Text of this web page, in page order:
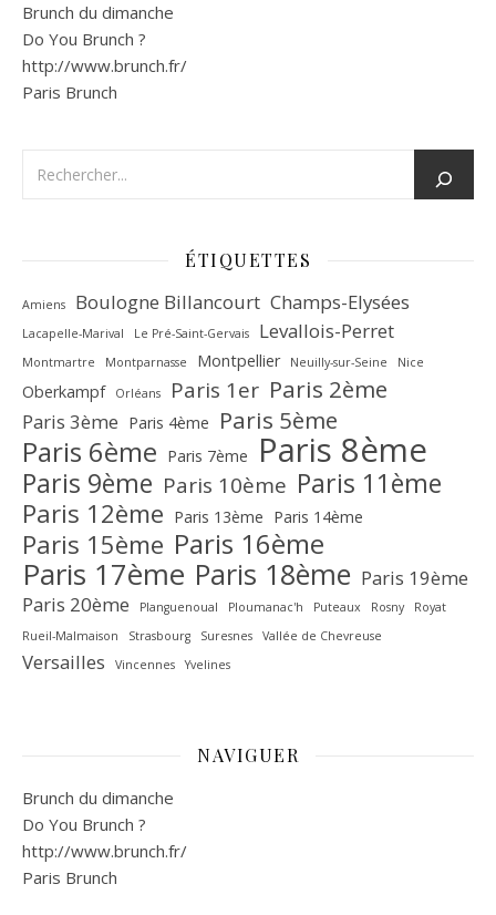
Brunch du dimanche
Do You Brunch ?
http://www.brunch.fr/
Paris Brunch
ÉTIQUETTES
Amiens Boulogne Billancourt Champs-Elysées
Lacapelle-Marival Le Pré-Saint-Gervais Levallois-Perret
Montmartre Montparnasse Montpellier Neuilly-sur-Seine Nice
Oberkampf Orléans Paris 1er Paris 2ème
Paris 3ème Paris 4ème Paris 5ème
Paris 6ème Paris 7ème Paris 8ème
Paris 9ème Paris 10ème Paris 11ème
Paris 12ème Paris 13ème Paris 14ème
Paris 15ème Paris 16ème
Paris 17ème Paris 18ème Paris 19ème
Paris 20ème
Planguenoual Ploumanac'h Puteaux Rosny
Royat
Rueil-Malmaison
Strasbourg Suresnes Vallée de Chevreuse‎
Versailles Vincennes Yvelines
NAVIGUER
Brunch du dimanche
Do You Brunch ?
http://www.brunch.fr/
Paris Brunch